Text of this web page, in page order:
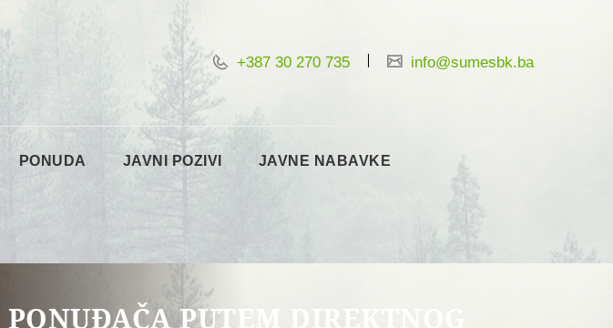
+387 30 270 735 info@sumesbk.ba
PONUDA JAVNI POZIVI JAVNE NABAVKE
PUTEM DIREKTNOG